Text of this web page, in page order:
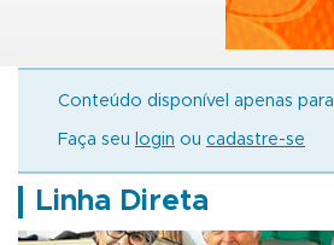
Conteúdo disponível apenas para
Faça seu login ou cadastre-se
Linha Direta